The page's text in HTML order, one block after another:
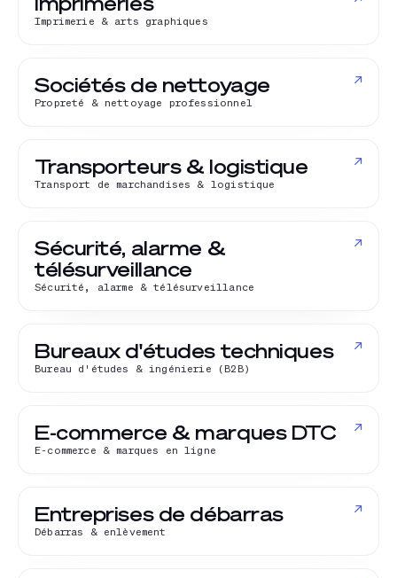
Imprimerie & arts graphiques
Sociétés de nettoyage
Propreté & nettoyage professionnel
↗
Transporteurs & logistique
Transport de marchandises & logistique
↗
Sécurité, alarme &
télésurveillance
Sécurité, alarme & télésurveillance
↗
Bureaux d'études techniques
Bureau d'études & ingénierie (B2B)
↗
E-commerce & marques DTC
E-commerce & marques en ligne
↗
Entreprises de débarras
Débarras & enlèvement
↗